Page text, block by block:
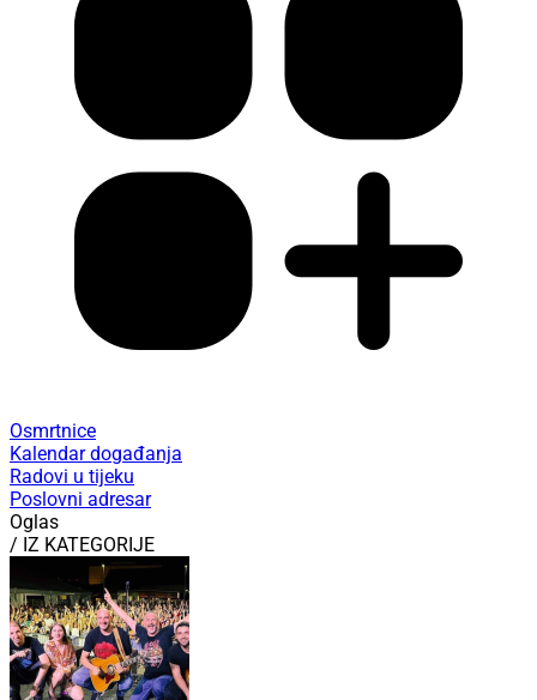
Osmrtnice
Kalendar događanja
Radovi u tijeku
Poslovni adresar
Oglas
/ IZ KATEGORIJE